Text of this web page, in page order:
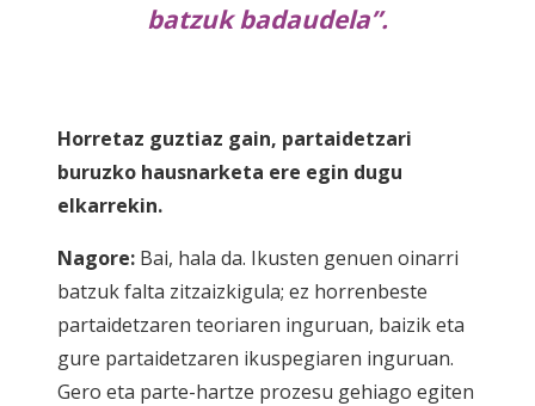
batzuk badaudela”.
Horretaz guztiaz gain, partaidetzari
buruzko hausnarketa ere egin dugu
elkarrekin.
Nagore: Bai, hala da. Ikusten genuen oinarri
batzuk falta zitzaizkigula; ez horrenbeste
partaidetzaren teoriaren inguruan, baizik eta
gure partaidetzaren ikuspegiaren inguruan.
Gero eta parte-hartze prozesu gehiago egiten